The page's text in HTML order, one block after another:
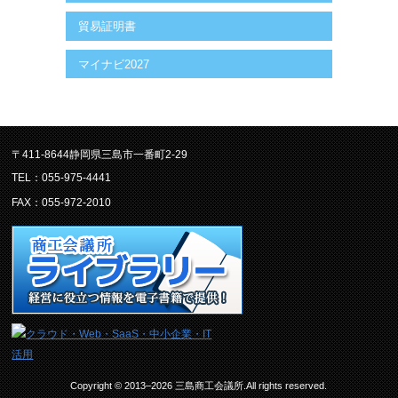
貿易証明書
マイナビ2027
〒411-8644静岡県三島市一番町2-29
TEL：055-975-4441
FAX：055-972-2010
Copyright © 2013–2026 三島商工会議所.All rights reserved.